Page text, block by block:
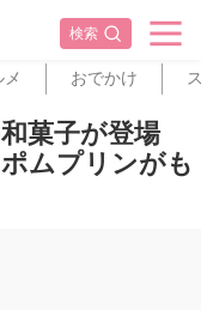
検索
メ おでかけ
菓子が登場
ムプリンがも